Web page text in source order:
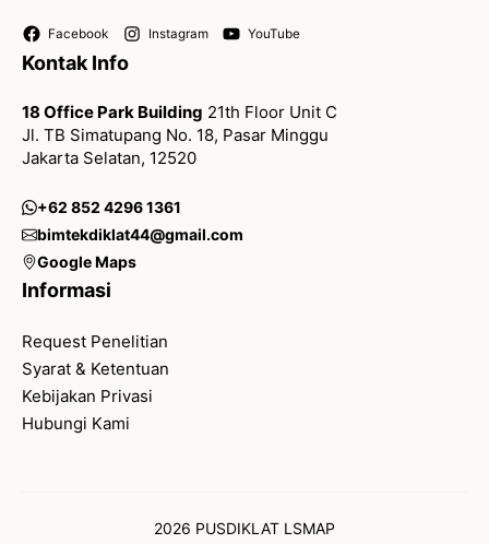
Facebook Instagram YouTube
Kontak Info
18 Office Park Building 21th Floor Unit C
Jl. TB Simatupang No. 18, Pasar Minggu
Jakarta Selatan, 12520
+62 852 4296 1361
bimtekdiklat44@gmail.com
Google Maps
Informasi
Request Penelitian
Syarat & Ketentuan
Kebijakan Privasi
Hubungi Kami
2026 PUSDIKLAT LSMAP